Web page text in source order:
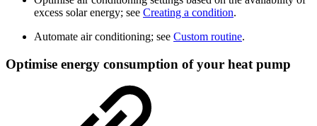
excess solar energy; see Creating a condition.
Automate air conditioning; see Custom routine.
Optimise energy consumption of your heat pump